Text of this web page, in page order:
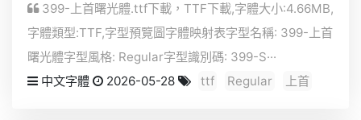
399-上首曙光體.ttf下載， TTF下載,字體大小:4.66MB,
字體類型:TTF,字型預覽圖字體映射表字型名稱: 399-上首
曙光體字型風格: Regular字型識別碼: 399-S···
中文字體
2026-05-28 ttf Regular 上首